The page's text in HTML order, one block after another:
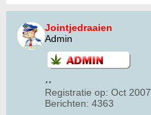
Jointjedraaien
Admin
Registratie op: Oct 2007
Berichten: 4363